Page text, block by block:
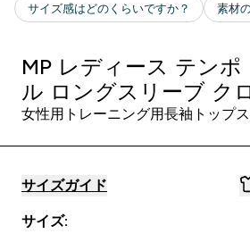
MP レディース テン
ル ロングスリーブ ク
女性用トレーニング用長袖トップス
サイズガイド
サイズ: